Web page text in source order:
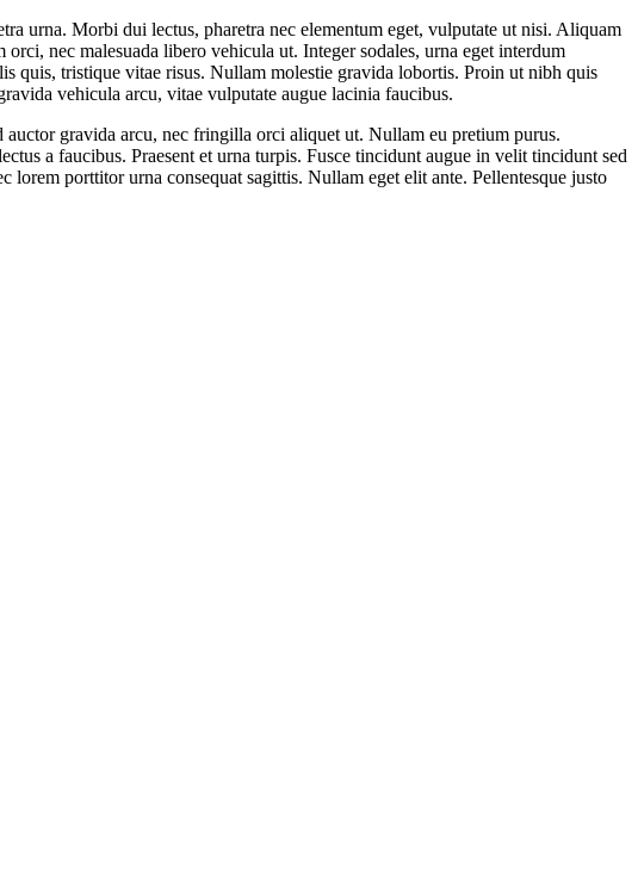
urna. Morbi dui lectus, pharetra nec elementum eget, vulputate ut nisi. Aliquam
nec malesuada libero vehicula ut. Integer sodales, urna eget interdum
quis, tristique vitae risus. Nullam molestie gravida lobortis. Proin ut nibh quis
vehicula arcu, vitae vulputate augue lacinia faucibus.
gravida arcu, nec fringilla orci aliquet ut. Nullam eu pretium purus.
a faucibus. Praesent et urna turpis. Fusce tincidunt augue in velit tincidunt sed
lorem porttitor urna consequat sagittis. Nullam eget elit ante. Pellentesque justo